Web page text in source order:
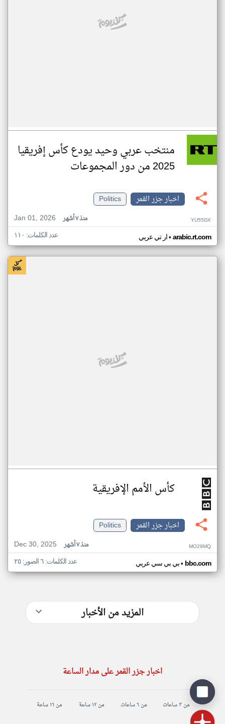
منتخب عربي وحيد يودع كأس إفريقيا
2025 من دور المجموعات
اخبار جزر القمر
Politics
Jan 01, 2026
منذ ٧ أشهر YU55DX
ار تي عربي• arabic.rt.com عدد الكلمات: ١١٠
كأس الأمم الإفريقية
اخبار جزر القمر
Politics
Dec 30, 2025
منذ ٧ أشهر MO29MQ
بي بي سي عربي• bbc.com عدد الكلمات: ٦ الصور: ٢٥
المزيد من الأخبار
اخبار جزر القمر على مدار الساعة
من ٣ ساعات من ٦ ساعات من ١٢ ساعة من ١٦ ساعة